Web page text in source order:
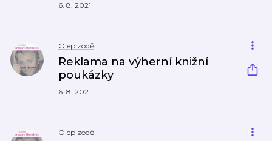
6. 8. 2021
O epizodě
Reklama na výherní knižní
poukázky
6. 8. 2021
O epizodě